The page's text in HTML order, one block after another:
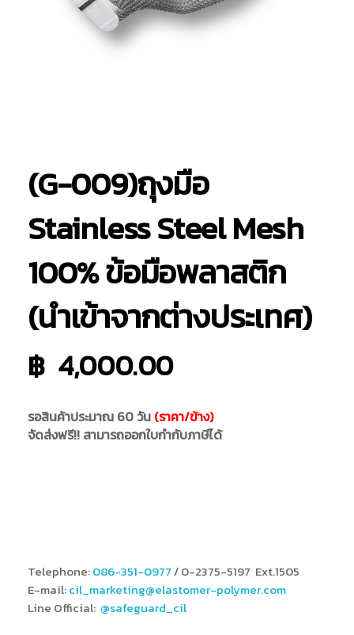
(G-009)ถุงมือ
Stainless Steel Mesh
100% ข้อมือพลาสติก
(นำเข้าจากต่างประเทศ)
฿ 4,000.00
รอสินค้าประมาณ 60 วัน (ราคา/ข้าง)
จัดส่งฟรี!! สามารถออกใบกำกับภาษีได้
Telephone:086-351-0977/ 0-2375-5197 Ext.1505
E-mail:cil_marketing@elastomer-polymer.com
Line Official: @safeguard_cil